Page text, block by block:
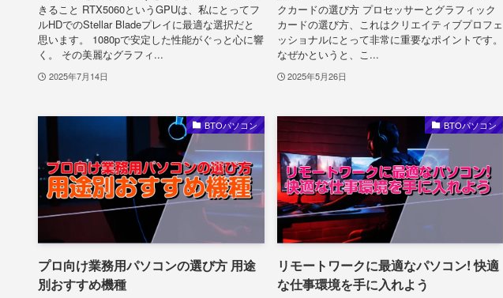
きること RTX5060というGPUは、私にとってフ
ルHDでのStellar Bladeプレイに最適な選択だと
思います。 1080pで安定した性能がぐっと心に響
く。 その美麗なグラフィ...
2025年7月14日
クカードの選び方 プロセッサーとグラフィック
カードの選び方、これはクリエイティブプロフェ
ッショナルにとって非常に重要なポイントです。
なぜかというと、こ...
2025年5月26日
BTOパソコン
プロ向け業務用パソコンの選び方 用途
別おすすめ機種
BTOパソコン
リモートワークに最適なパソコン! 快適
な仕事環境を手に入れよう